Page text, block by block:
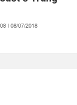
| 08/07/2018